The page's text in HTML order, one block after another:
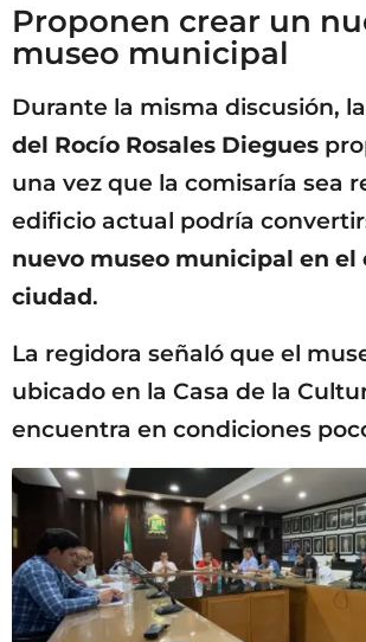
Proponen crear un
museo municipal
Durante la misma discusión,
del Rocío Rosales Diegues
una vez que la comisaría sea
edificio actual podría
nuevo museo municipal en el
ciudad.
La regidora señaló que el
ubicado en la Casa de la
encuentra en condiciones